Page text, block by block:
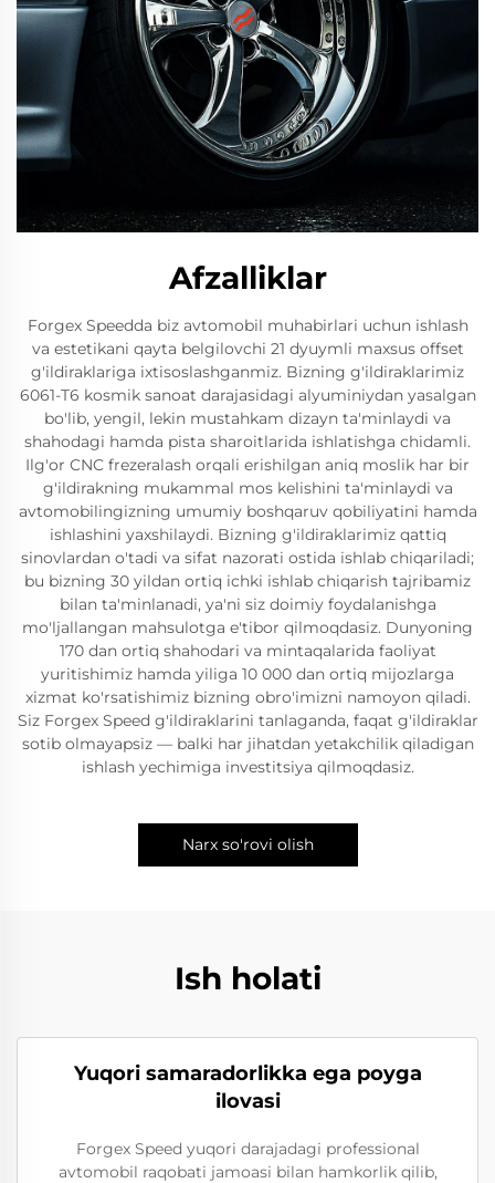
Afzalliklar
Forgex Speedda biz avtomobil muhabirlari uchun ishlash
va estetikani qayta belgilovchi 21 dyuymli maxsus offset
g'ildiraklariga ixtisoslashganmiz. Bizning g'ildiraklarimiz
6061-T6 kosmik sanoat darajasidagi alyuminiydan yasalgan
bo'lib, yengil, lekin mustahkam dizayn ta'minlaydi va
shahodagi hamda pista sharoitlarida ishlatishga chidamli.
Ilg'or CNC frezeralash orqali erishilgan aniq moslik har bir
g'ildirakning mukammal mos kelishini ta'minlaydi va
avtomobilingizning umumiy boshqaruv qobiliyatini hamda
ishlashini yaxshilaydi. Bizning g'ildiraklarimiz qattiq
sinovlardan o'tadi va sifat nazorati ostida ishlab chiqariladi;
bu bizning 30 yildan ortiq ichki ishlab chiqarish tajribamiz
bilan ta'minlanadi, ya'ni siz doimiy foydalanishga
mo'ljallangan mahsulotga e'tibor qilmoqdasiz. Dunyoning
170 dan ortiq shahodari va mintaqalarida faoliyat
yuritishimiz hamda yiliga 10 000 dan ortiq mijozlarga
xizmat ko'rsatishimiz bizning obro'imizni namoyon qiladi.
Siz Forgex Speed g'ildiraklarini tanlaganda, faqat g'ildiraklar
sotib olmayapsiz — balki har jihatdan yetakchilik qiladigan
ishlash yechimiga investitsiya qilmoqdasiz.
Narx so'rovi olish
Ish holati
Yuqori samaradorlikka ega poyga
ilovasi
Forgex Speed yuqori darajadagi professional
avtomobil raqobati jamoasi bilan hamkorlik qilib,